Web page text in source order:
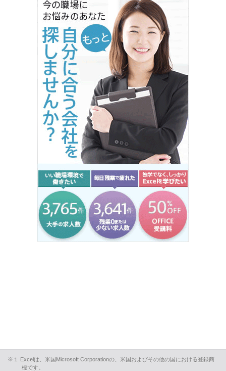
※１ Excelは、米国Microsoft Corporationの、米国およびその他の国における登録商
標です。